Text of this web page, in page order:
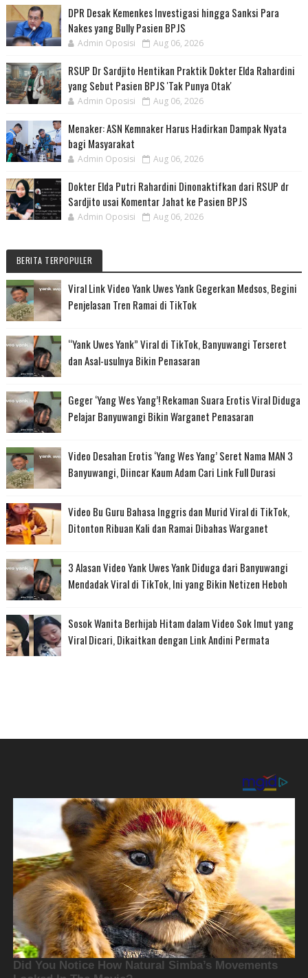
DPR Desak Kemenkes Investigasi hingga Sanksi Para
Nakes yang Bully Pasien BPJS
Admin Oposisi Aug 06, 2026
RSUP Dr Sardjito Hentikan Praktik Dokter Elda Rahardini
yang Sebut Pasien BPJS 'Tak Punya Otak'
Admin Oposisi Aug 06, 2026
Menaker: ASN Kemnaker Harus Hadirkan Dampak Nyata
bagi Masyarakat
Admin Oposisi Aug 06, 2026
Dokter Elda Putri Rahardini Dinonaktifkan dari RSUP dr
Sardjito usai Komentar Jahat ke Pasien BPJS
Admin Oposisi Aug 06, 2026
BERITA TERPOPULER
Viral Link Video Yank Uwes Yank Gegerkan Medsos, Begini
Penjelasan Tren Ramai di TikTok
“Yank Uwes Yank” Viral di TikTok, Banyuwangi Terseret
dan Asal-usulnya Bikin Penasaran
Geger ‘Yang Wes Yang’! Rekaman Suara Erotis Viral Diduga
Pelajar Banyuwangi Bikin Warganet Penasaran
Video Desahan Erotis ‘Yang Wes Yang’ Seret Nama MAN 3
Banyuwangi, Diincar Kaum Adam Cari Link Full Durasi
Video Bu Guru Bahasa Inggris dan Murid Viral di TikTok,
Ditonton Ribuan Kali dan Ramai Dibahas Warganet
3 Alasan Video Yank Uwes Yank Diduga dari Banyuwangi
Mendadak Viral di TikTok, Ini yang Bikin Netizen Heboh
Sosok Wanita Berhijab Hitam dalam Video Sok Imut yang
Viral Dicari, Dikaitkan dengan Link Andini Permata